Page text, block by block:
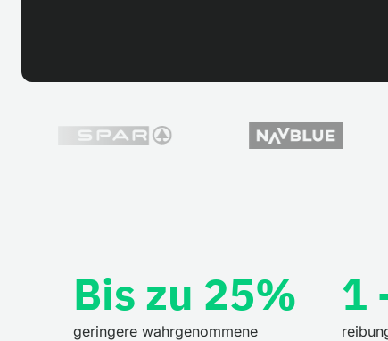
Bis zu 25%
geringere wahrgenommene
1